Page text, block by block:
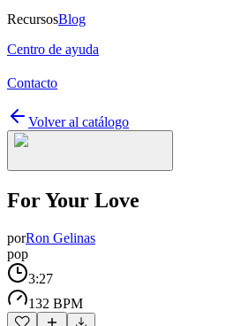
RecursosBlog
Centro de ayuda
Contacto
Volver al catálogo
For Your Love
porRon Gelinas
pop
3:27
132 BPM